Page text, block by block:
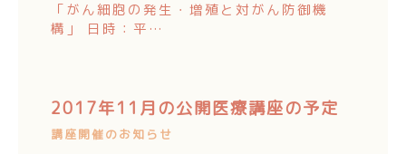
「がん細胞の発生・増殖と対がん防御機
構」 日時：平…
2017年11月の公開医療講座の予定
講座開催のお知らせ